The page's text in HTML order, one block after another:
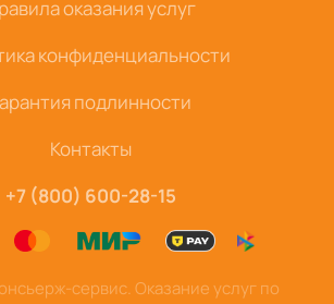
оказания услуг
конфиденциальности
подлинности
Контакты
+7 (800) 600-28-15
сервис. Оказание услуг по